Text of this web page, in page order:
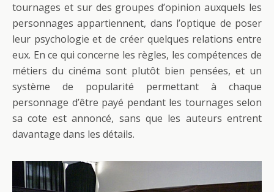
tournages et sur des groupes d’opinion auxquels les
personnages appartiennent, dans l’optique de poser
leur psychologie et de créer quelques relations entre
eux. En ce qui concerne les règles, les compétences de
métiers du cinéma sont plutôt bien pensées, et un
système de popularité permettant à chaque
personnage d’être payé pendant les tournages selon
sa cote est annoncé, sans que les auteurs entrent
davantage dans les détails.